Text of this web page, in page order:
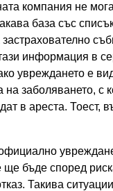
компания не
база със
застрахователно
информация в
увреждането е
заболяването, с
в ареста. Тоест,
бъде според
Такива